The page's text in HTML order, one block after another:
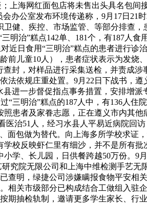
上海网红面包店将未售出头具名包
公室发布环境传递称，9月17日21
健、疾控、市场监管、等部分排查
明治”糕点142单、181个，有187人
日食用“三明治”糕点的患者进行诊
前儿童10人），患者症状表示为发
封，对样品进行采集送检，并责成
依规庄重处置。9月22日下战书，
进一步督促指点事务措置，安排增
三明治”糕点的187人中，有136人
者及家眷志愿，正在遵义市内其他
治51人，经习水县人平易近病院回
包做为替代。向上海多所学校求证
校反映虾仁里有细沙，并不是所有
学、长儿园，日供餐跨越50万份。9
究院无限公司和上海中维检测手艺
明，绿捷公司涉嫌瞒报食物平安相
关市级部分已构成结合工做组入驻
抽检轨制，邀请更多学生家长、行